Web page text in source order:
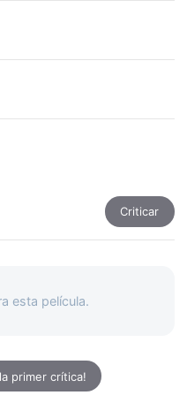
Criticar
esta película.
primer crítica!